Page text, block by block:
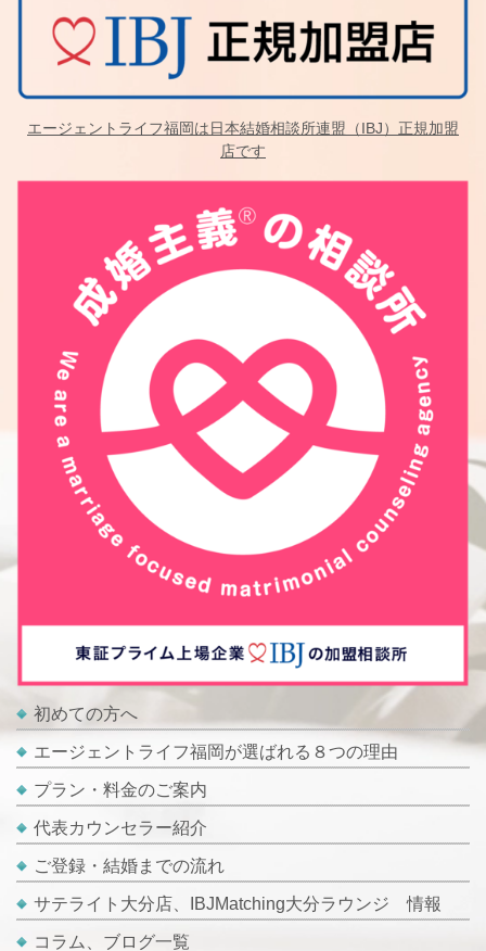
エージェントライフ福岡は日本結婚相談所連盟（IBJ）正規加盟
店です
初めての方へ
エージェントライフ福岡が選ばれる８つの理由
プラン・料金のご案内
代表カウンセラー紹介
ご登録・結婚までの流れ
サテライト大分店、IBJMatching大分ラウンジ 情報
コラム、ブログ一覧